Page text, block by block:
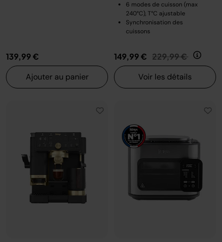
139,99 €
Ajouter au panier
6 modes de cuisson (max
240°C), T°C ajustable
Synchronisation des
cuissons
149,99 € Prix réduit de
229,99 € au
Voir les détails